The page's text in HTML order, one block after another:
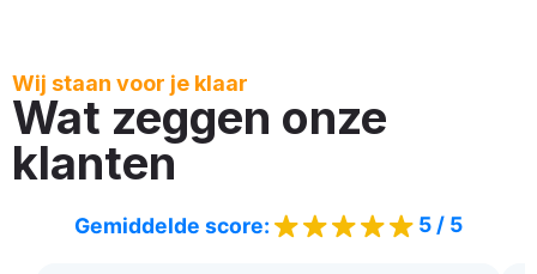
Wij staan voor je klaar
Wat zeggen onze
klanten
Gemiddelde score: 5 / 5